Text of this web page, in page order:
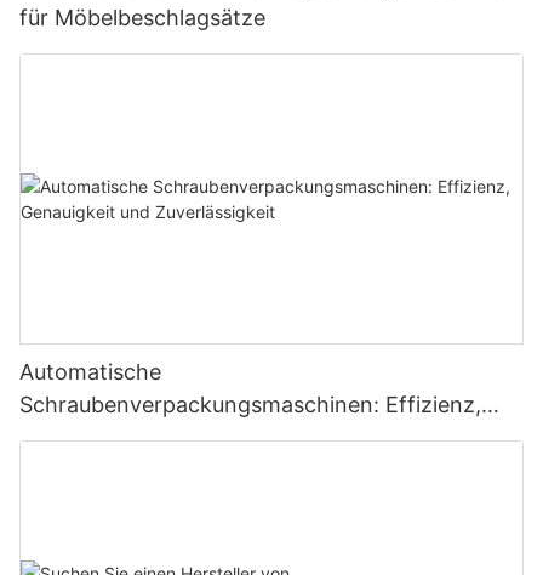
für Möbelbeschlagsätze
Automatische
Schraubenverpackungsmaschinen: Effizienz,
Genauigkeit und Zuverlässigkeit